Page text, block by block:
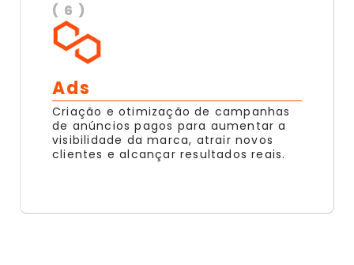
( 6 )
Ads
Criação e otimização de campanhas
de anúncios pagos para aumentar a
visibilidade da marca, atrair novos
clientes e alcançar resultados reais.